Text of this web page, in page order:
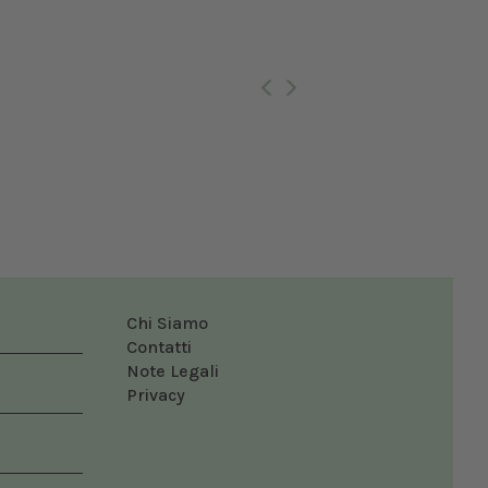
Chi Siamo
Contatti
Note Legali
Privacy